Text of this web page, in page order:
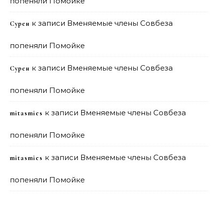
Сурен к записи Вменяемые члены Совбеза
попеняли Помойке
Сурен к записи Вменяемые члены Совбеза
попеняли Помойке
mitasmies к записи Вменяемые члены Совбеза
попеняли Помойке
mitasmies к записи Вменяемые члены Совбеза
попеняли Помойке